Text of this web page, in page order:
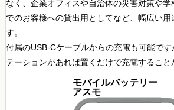
なく、企業オフィスや自治体の災害対策や
でのお客様への貸出用としてなど、幅広い用
す。
付属のUSB-Cケーブルからの充電も可能で
テーションがあれば置くだけで充電すること
モバイルバッテリー
アスモ